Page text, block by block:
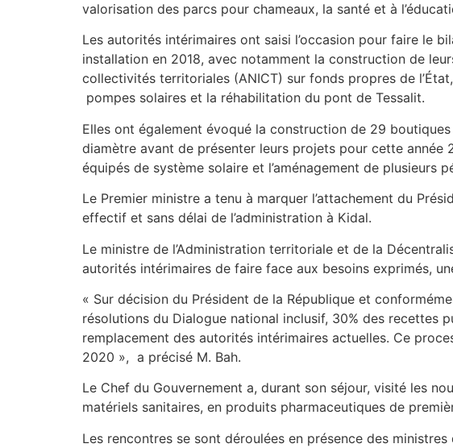
valorisation des parcs pour chameaux, la santé et à
Les autorités intérimaires ont saisi l’occasion pour faire le
installation en 2018, avec notamment la construction de
collectivités territoriales (ANICT) sur fonds propres de
pompes solaires et la réhabilitation du pont de Tessalit.
Elles ont également évoqué la construction de 29
diamètre avant de présenter leurs projets pour cette
équipés de système solaire et l’aménagement de plusieurs
Le Premier ministre a tenu à marquer l’attachement du
effectif et sans délai de l’administration à Kidal.
Le ministre de l’Administration territoriale et de la
autorités intérimaires de faire face aux besoins exprimés,
« Sur décision du Président de la République et
résolutions du Dialogue national inclusif, 30% des recettes
remplacement des autorités intérimaires actuelles. Ce
2020 », a précisé M. Bah.
Le Chef du Gouvernement a, durant son séjour, visité les
matériels sanitaires, en produits pharmaceutiques de
Les rencontres se sont déroulées en présence des